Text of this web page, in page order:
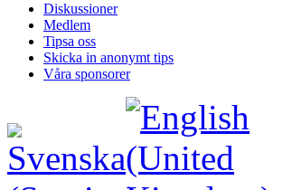
Diskussioner
Medlem
Tipsa oss
Skicka in anonymt tips
Våra sponsorer